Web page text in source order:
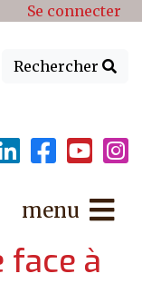
Se connecter
Rechercher
menu
face à